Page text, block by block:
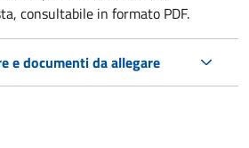
consultabile in formato PDF.
e documenti da allegare